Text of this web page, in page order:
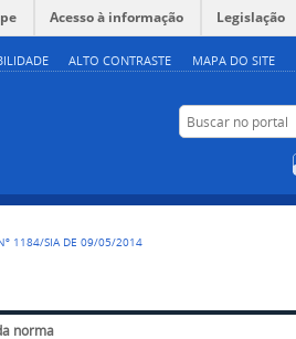
ALTO CONTRASTE MAPA DO SITE
Acesso à informação Legislação
Buscar no portal
1184/SIA DE 09/05/2014
norma